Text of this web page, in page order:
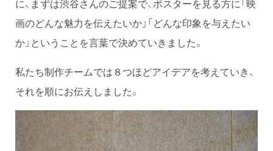
に、まずは渋谷さんのご提案で、ポスターを見る方に「映
画のどんな魅力を伝えたいか」「どんな印象を与えたい
か」ということを言葉で決めていきました。
私たち制作チームでは８つほどアイデアを考えていき、
それを順にお伝えしました。